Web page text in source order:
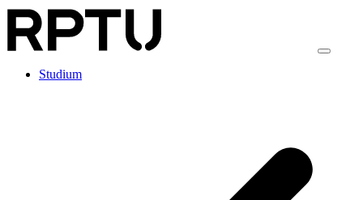
Studium